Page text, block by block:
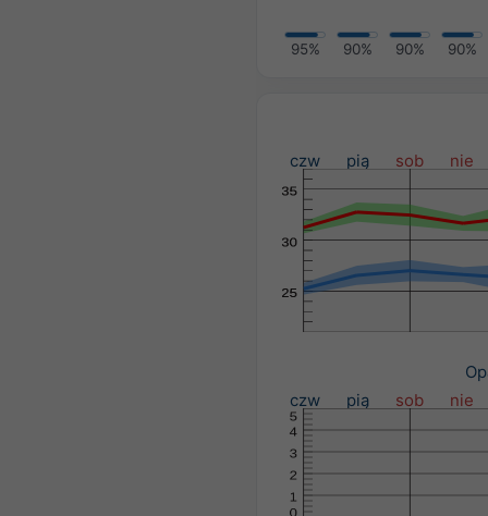
95% 90% 90% 90%
czw pią sob nie
czw
pią sob nie